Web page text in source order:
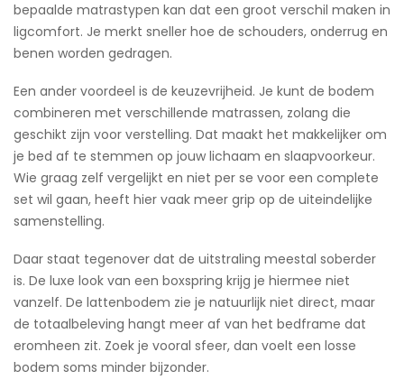
bepaalde matrastypen kan dat een groot verschil maken in
ligcomfort. Je merkt sneller hoe de schouders, onderrug en
benen worden gedragen.
Een ander voordeel is de keuzevrijheid. Je kunt de bodem
combineren met verschillende matrassen, zolang die
geschikt zijn voor verstelling. Dat maakt het makkelijker om
je bed af te stemmen op jouw lichaam en slaapvoorkeur.
Wie graag zelf vergelijkt en niet per se voor een complete
set wil gaan, heeft hier vaak meer grip op de uiteindelijke
samenstelling.
Daar staat tegenover dat de uitstraling meestal soberder
is. De luxe look van een boxspring krijg je hiermee niet
vanzelf. De lattenbodem zie je natuurlijk niet direct, maar
de totaalbeleving hangt meer af van het bedframe dat
eromheen zit. Zoek je vooral sfeer, dan voelt een losse
bodem soms minder bijzonder.